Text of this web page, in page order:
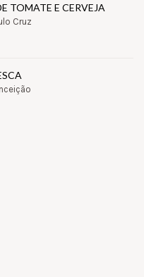
TOMATE E CERVEJA
Cruz